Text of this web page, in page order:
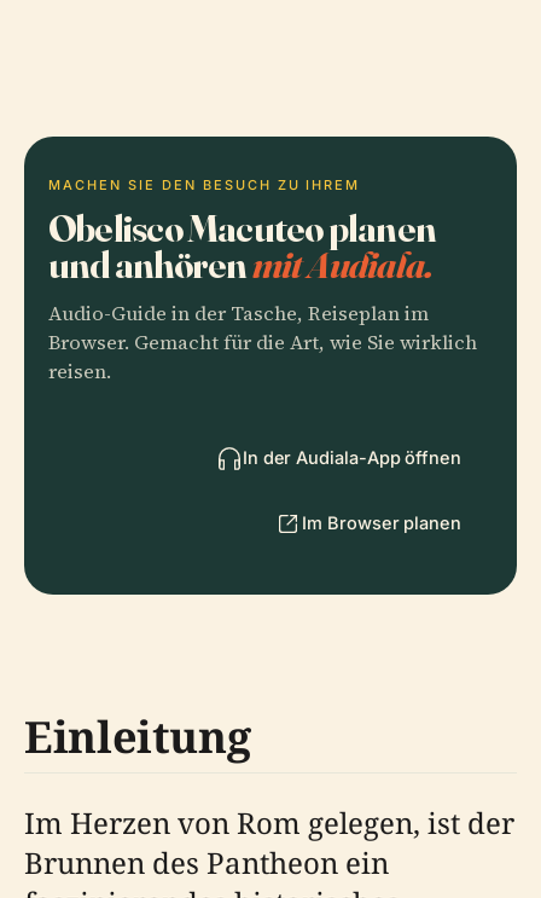
MACHEN SIE DEN BESUCH ZU IHREM
Obelisco Macuteo planen
und anhörenmit Audiala.
Audio-Guide in der Tasche, Reiseplan im
Browser. Gemacht für die Art, wie Sie wirklich
reisen.
In der Audiala-App öffnen
Im Browser planen
Einleitung
Im Herzen von Rom gelegen, ist der
Brunnen des Pantheon ein